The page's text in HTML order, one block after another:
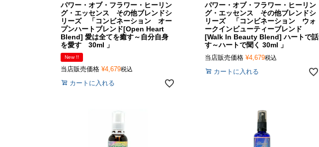
パワー・オブ・フラワー・ヒーリン
グ・エッセンス その他ブレンドシ
リーズ 「コンビネーション オー
プンハートブレンド[Open Heart
Blend] 愛は全てを癒す～自分自身
を愛す 30ml 」
New !!
当店販売価格 ¥4,679税込
カートに入れる
パワー・オブ・フラワー・ヒーリン
グ・エッセンス その他ブレンドシ
リーズ 「コンビネーション ウォ
ークインビューティーブレンド
[Walk In Beauty Blend] ハートで話
す～ハートで聞く 30ml 」
当店販売価格 ¥4,679税込
カートに入れる